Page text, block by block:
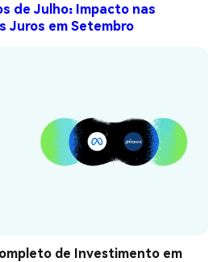
de Julho: Impacto nas
Juros em Setembro
de Investimento em